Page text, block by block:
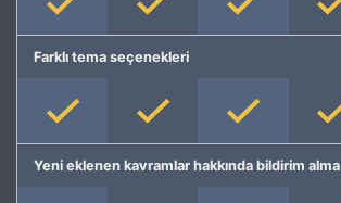
Farklı tema seçenekleri
Yeni eklenen kavramlar hakkında bildirim alma